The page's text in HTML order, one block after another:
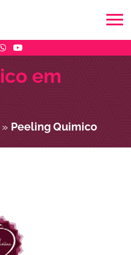
em
» Peeling Quimico